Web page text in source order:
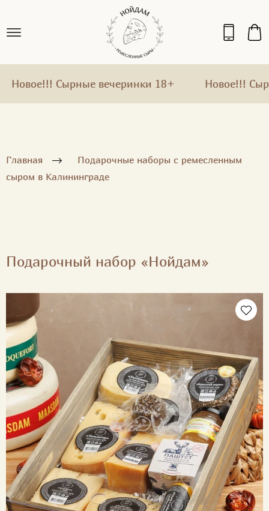
Новое!!! Сырные вечеринки 18+ Новое!!!
Главная
Подарочные наборы с ремесленным
сыром в Калининграде
Подарочный набор «Нойдам»